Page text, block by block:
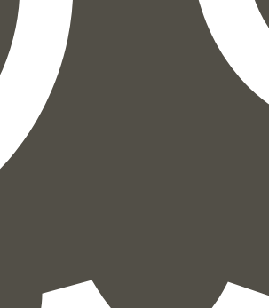
מחיר קודם:
עד:
31/08/2026